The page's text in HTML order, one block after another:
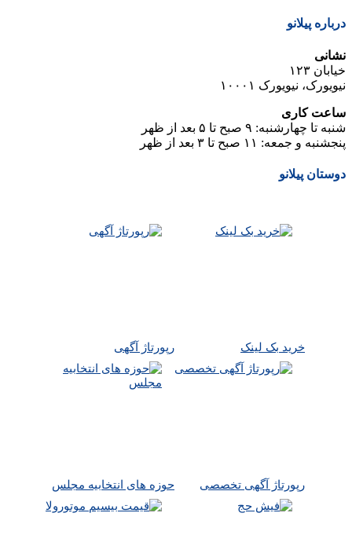
درباره پیلانو
نشانی
خیابان ۱۲۳
نیویورک، نیویورک ۱۰۰۰۱
ساعت کاری
شنبه تا چهارشنبه: ۹ صبح تا ۵ بعد از ظهر
پنجشنبه و جمعه: ۱۱ صبح تا ۳ بعد از ظهر
دوستان پیلانو
خرید بک لینک رپورتاژ آگهی
رپورتاژ آگهی تخصصی حوزه های انتخابیه مجلس